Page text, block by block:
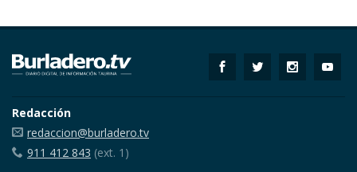
Redacción
redaccion@burladero.tv
911 412 843 (ext. 1)